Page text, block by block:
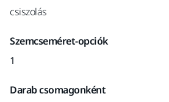
csiszolás
Szemcseméret-opciók
1
Darab csomagonként